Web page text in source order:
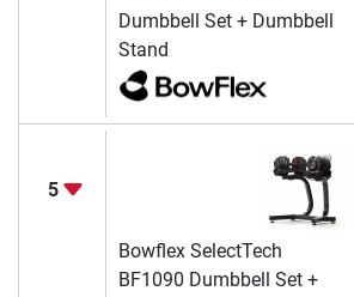
Dumbbell Set + Dumbbell
Stand
5
Bowflex SelectTech
BF1090 Dumbbell Set +